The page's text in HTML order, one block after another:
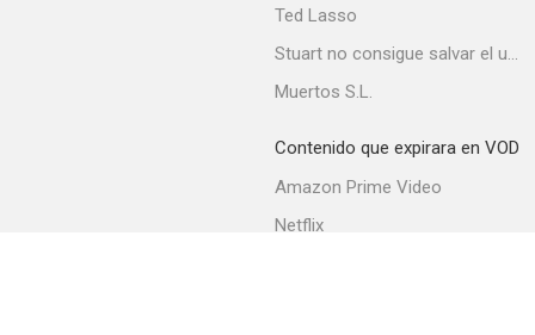
Ted Lasso
Stuart no consigue salvar el universo
Muertos S.L.
Contenido que expirara en VOD
Amazon Prime Video
Netflix